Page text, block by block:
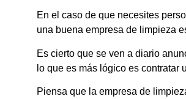
En el caso de que necesites
una buena empresa de limpieza
Es cierto que se ven a diario
lo que es más lógico es
Piensa que la empresa de